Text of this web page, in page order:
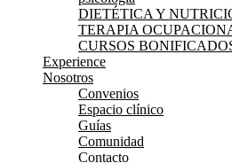
DIETÉTICA Y
TERAPIA
CURSOS
Experience
Nosotros
Convenios
Espacio clínico
Guías
Comunidad
Contacto